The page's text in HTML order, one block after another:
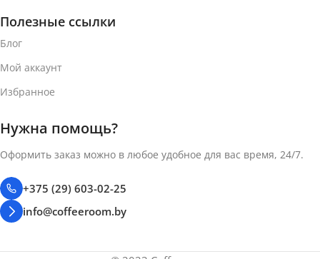
Полезные ссылки
Блог
Мой аккаунт
Избранное
Нужна помощь?
Оформить заказ можно в любое удобное для вас время, 24/7.
+375 (29) 603-02-25
info@coffeeroom.by